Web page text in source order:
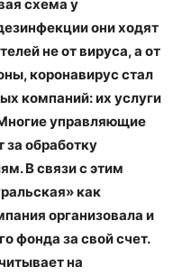
схема у
они ходят
не от вируса, а от
коронавирус стал
компаний: их услуги
управляющие
обработку
В связи с этим
как
организовала и
фонда за свой счет.
на